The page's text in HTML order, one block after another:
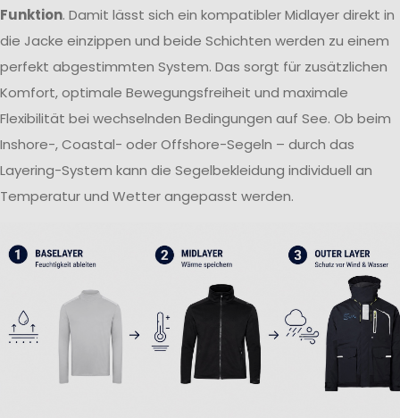
Funktion. Damit lässt sich ein kompatibler Midlayer direkt in
die Jacke einzippen und beide Schichten werden zu einem
perfekt abgestimmten System. Das sorgt für zusätzlichen
Komfort, optimale Bewegungsfreiheit und maximale
Flexibilität bei wechselnden Bedingungen auf See. Ob beim
Inshore-, Coastal- oder Offshore-Segeln – durch das
Layering-System kann die Segelbekleidung individuell an
Temperatur und Wetter angepasst werden.